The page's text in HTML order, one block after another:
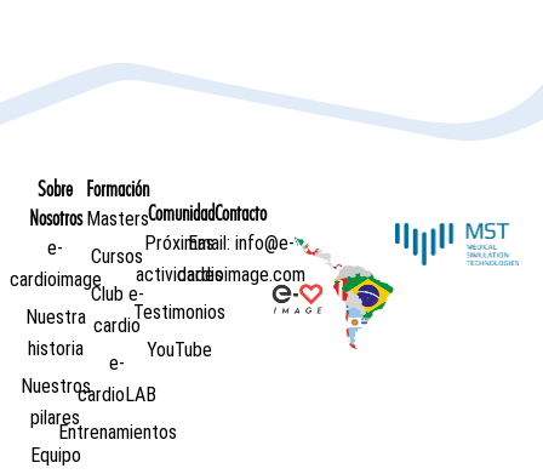
Sobre
Nosotros
e-
cardioimage
Nuestra
historia
Nuestros
pilares
Equipo
Formación
Masters
Cursos
Club e-
cardio
e-
cardioLAB
Entrenamientos
Comunidad
Próximas
actividades
Testimonios
YouTube
Contacto
Email: info@e-
cardioimage.com